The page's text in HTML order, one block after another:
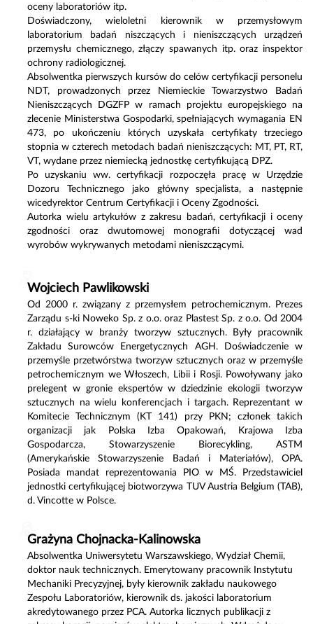
oceny laboratoriów itp.
Doświadczony, wieloletni kierownik w przemysłowym
laboratorium badań niszczących i nieniszczących urządzeń
przemysłu chemicznego, złączy spawanych itp. oraz inspektor
ochrony radiologicznej.
Absolwentka pierwszych kursów do celów certyfikacji personelu
NDT, prowadzonych przez Niemieckie Towarzystwo Badań
Nieniszczących DGZFP w ramach projektu europejskiego na
zlecenie Ministerstwa Gospodarki, spełniających wymagania EN
473, po ukończeniu których uzyskała certyfikaty trzeciego
stopnia w czterech metodach badań nieniszczących: MT, PT, RT,
VT, wydane przez niemiecką jednostkę certyfikującą DPZ.
Po uzyskaniu ww. certyfikacji rozpoczęła pracę w Urzędzie
Dozoru Technicznego jako główny specjalista, a następnie
wicedyrektor Centrum Certyfikacji i Oceny Zgodności.
Autorka wielu artykułów z zakresu badań, certyfikacji i oceny
zgodności oraz dwutomowej monografii dotyczącej wad
wyrobów wykrywanych metodami nieniszczącymi.
Wojciech Pawlikowski
Od 2000 r. związany z przemysłem petrochemicznym. Prezes
Zarządu s-ki Noweko Sp. z o.o. oraz Plastest Sp. z o.o. Od 2004
r. działający w branży tworzyw sztucznych. Były pracownik
Zakładu Surowców Energetycznych AGH. Doświadczenie w
przemyśle przetwórstwa tworzyw sztucznych oraz w przemyśle
petrochemicznym we Włoszech, Libii i Rosji. Powoływany jako
prelegent w gronie ekspertów w dziedzinie ekologii tworzyw
sztucznych na wielu konferencjach i targach. Reprezentant w
Komitecie Technicznym (KT 141) przy PKN; członek takich
organizacji jak Polska Izba Opakowań, Krajowa Izba
Gospodarcza, Stowarzyszenie Biorecykling, ASTM
(Amerykańskie Stowarzyszenie Badań i Materiałów), OPA.
Posiada mandat reprezentowania PIO w MŚ. Przedstawiciel
jednostki certyfikującej biotworzywa TUV Austria Belgium (TAB),
d. Vincotte w Polsce.
Grażyna Chojnacka-Kalinowska
Absolwentka Uniwersytetu Warszawskiego, Wydział Chemii,
doktor nauk technicznych. Emerytowany pracownik Instytutu
Mechaniki Precyzyjnej, były kierownik zakładu naukowego
Zespołu Laboratoriów, kierownik ds. jakości laboratorium
akredytowanego przez PCA. Autorka licznych publikacji z